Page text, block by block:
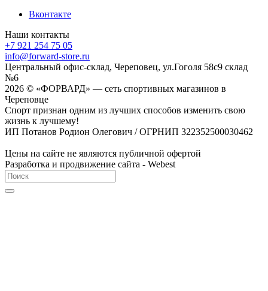
Вконтакте
Наши контакты
+7 921 254 75 05
info@forward-store.ru
Центральный офис-склад, Череповец, ул.Гоголя 58с9 склад
№6
2026 © «ФОРВАРД» — сеть спортивных магазинов в
Череповце
Спорт признан одним из лучших способов изменить свою
жизнь к лучшему!
ИП Потанов Родион Олегович / ОГРНИП 322352500030462
Цены на сайте не являются публичной офертой
Разработка и продвижение сайта - Webest